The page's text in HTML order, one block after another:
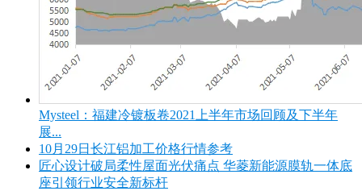
Mysteel：福建冷镀板卷2021上半年市场回顾及下半年
展...
10月29日长江铝加工价格行情参考
匠心设计破局柔性屋面光伏痛点 华菱新能源膜轨一体底
座引领行业安全新标杆